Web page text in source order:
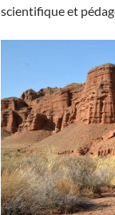
scientifique et